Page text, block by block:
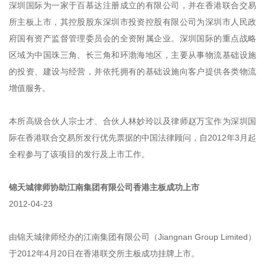
深圳国际为一家于百慕达注册成立的有限公司，并在香港联合交易
所主板上市，其控股股东深圳市投资控股有限公司为深圳市人民政
府国有资产监督管理委员会的全资附属企业。深圳国际的重点战略
区域为中国珠三角、长三角和环渤海地区，主要从事物流基础设施
的投资、建设与经营，并依托拥有的基础设施向客户提供各类物流
增值服务。
本所高级合伙人宗士才、合伙人林妙玲以及律师赵万宝作为深圳国
际在香港联合交易所发行优先票据的中国法律顾问，自2012年3月起
全程参与了该项目的发行及上市工作。
锦天城律师协助江南集团有限公司香港主板成功上市
2012-04-23
由锦天城律师经办的江南集团有限公司（Jiangnan Group Limited）
于2012年4月20日在香港联交所主板成功挂牌上市。